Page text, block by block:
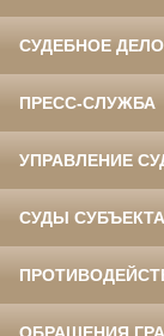
СУДЕБНОЕ
ПРЕСС-СЛУЖБА
УПРАВЛЕНИЕ
СУДЫ